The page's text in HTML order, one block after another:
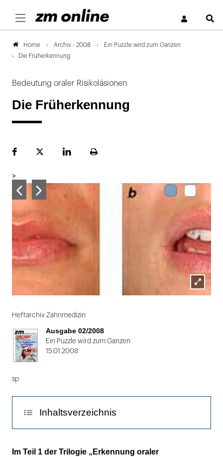
Home Archiv - 2008
Ein Puzzle wird zum Ganzen
Die Früherkennung
Bedeutung oraler Risikoläsionen
Die Früherkennung
FacebookPlattformLinekdInSeite
>
Lightbox
1
von
2
Heftarchiv Zahnmedizin
Ausgabe 02/2008
Ein Puzzle wird zum Ganzen
15.01.2008
sp
Inhaltsverzeichnis
Anamnese
Im Teil 1 der Trilogie „Erkennung oraler